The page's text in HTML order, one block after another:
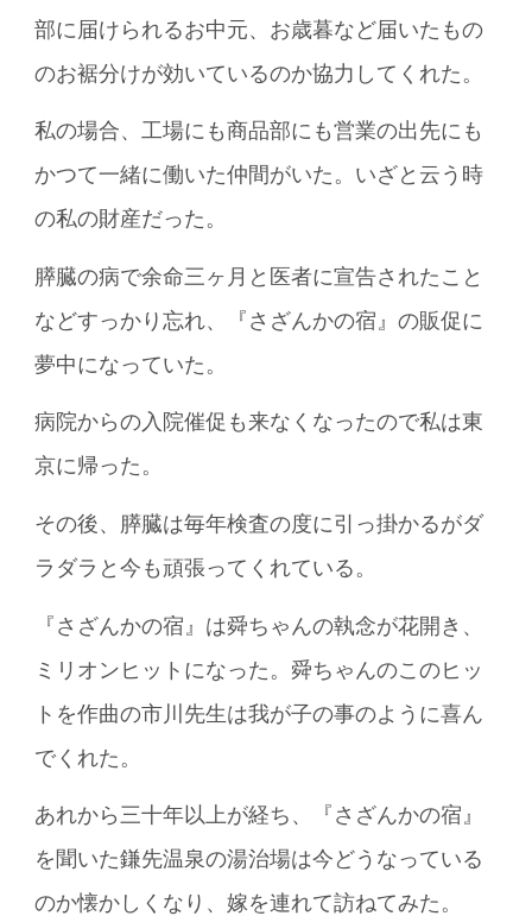
部に届けられるお中元、お歳暮など届いたもの
のお裾分けが効いているのか協力してくれた。
私の場合、工場にも商品部にも営業の出先にも
かつて一緒に働いた仲間がいた。いざと云う時
の私の財産だった。
膵臓の病で余命三ヶ月と医者に宣告されたこと
などすっかり忘れ、『さざんかの宿』の販促に
夢中になっていた。
病院からの入院催促も来なくなったので私は東
京に帰った。
その後、膵臓は毎年検査の度に引っ掛かるがダ
ラダラと今も頑張ってくれている。
『さざんかの宿』は舜ちゃんの執念が花開き、
ミリオンヒットになった。舜ちゃんのこのヒッ
トを作曲の市川先生は我が子の事のように喜ん
でくれた。
あれから三十年以上が経ち、『さざんかの宿』
を聞いた鎌先温泉の湯治場は今どうなっている
のか懐かしくなり、嫁を連れて訪ねてみた。